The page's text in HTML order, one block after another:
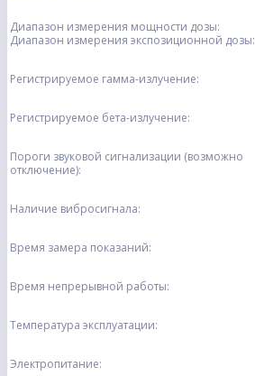
Диапазон измерения мощности дозы:
Диапазон измерения экспозиционной дозы:
Регистрируемое гамма-излучение:
Регистрируемое бета-излучение:
Пороги звуковой сигнализации (возможно
отключение):
Наличие вибросигнала:
Время замера показаний:
Время непрерывной работы:
Температура эксплуатации:
Электропитание: